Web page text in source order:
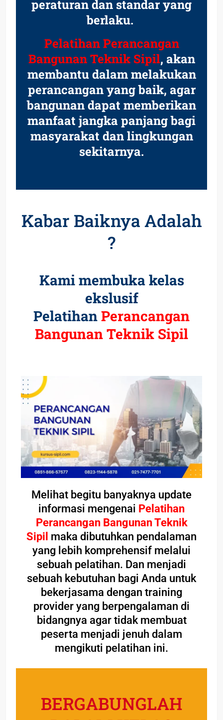
peraturan dan standar yang
berlaku.
Pelatihan Perancangan
Bangunan Teknik Sipil, akan
membantu dalam melakukan
perancangan yang baik, agar
bangunan dapat memberikan
manfaat jangka panjang bagi
masyarakat dan lingkungan
sekitarnya.
Kabar Baiknya Adalah
?
Kami membuka kelas
ekslusif
PelatihanPerancangan
Bangunan Teknik Sipil
Melihat begitu banyaknya update
informasi mengenai Pelatihan
Perancangan Bangunan Teknik
Sipil maka dibutuhkan pendalaman
yang lebih komprehensif melalui
sebuah pelatihan. Dan menjadi
sebuah kebutuhan bagi Anda untuk
bekerjasama dengan training
provider yang berpengalaman di
bidangnya agar tidak membuat
peserta menjadi jenuh dalam
mengikuti pelatihan ini.
BERGABUNGLAH